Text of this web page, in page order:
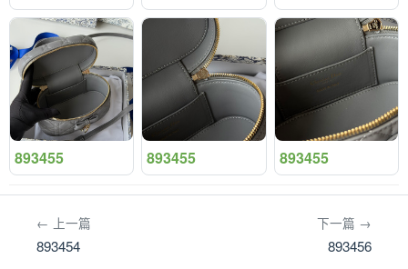
893455 893455 893455
← 上一篇
893454
下一篇 →
893456